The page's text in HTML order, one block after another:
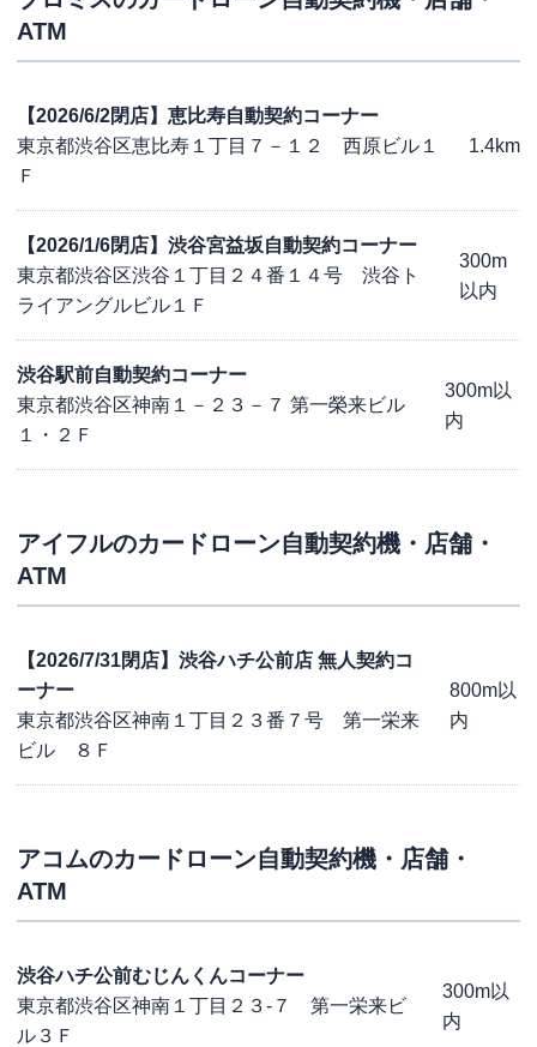
ATM
【2026/6/2閉店】恵比寿自動契約コーナー
東京都渋谷区恵比寿１丁目７－１２ 西原ビル１
Ｆ
1.4km
【2026/1/6閉店】渋谷宮益坂自動契約コーナー
東京都渋谷区渋谷１丁目２４番１４号 渋谷ト
ライアングルビル１Ｆ
300m
以内
渋谷駅前自動契約コーナー
東京都渋谷区神南１－２３－７ 第一榮来ビル
１・２Ｆ
300m以
内
アイフルのカードローン自動契約機・店舗・
ATM
【2026/7/31閉店】渋谷ハチ公前店 無人契約コ
ーナー
東京都渋谷区神南１丁目２３番７号 第一栄来
ビル ８Ｆ
800m以
内
アコムのカードローン自動契約機・店舗・
ATM
渋谷ハチ公前むじんくんコーナー
東京都渋谷区神南１丁目２３-７ 第一栄来ビ
ル３Ｆ
300m以
内